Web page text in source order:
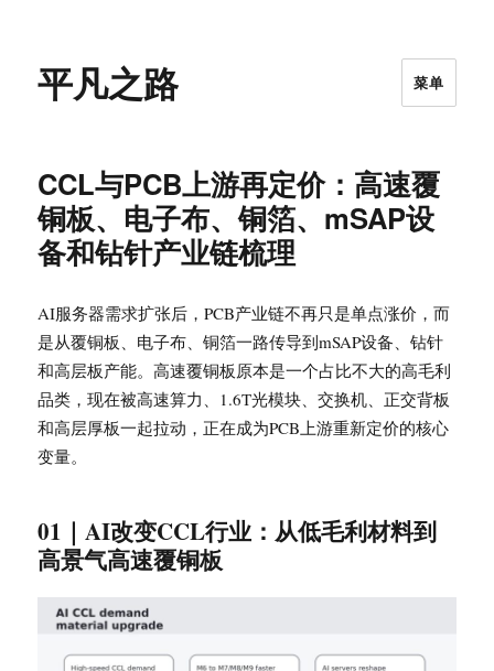
平凡之路 菜单
CCL与PCB上游再定价：高速覆
铜板、电子布、铜箔、mSAP设
备和钻针产业链梳理
AI服务器需求扩张后，PCB产业链不再只是单点涨价，而
是从覆铜板、电子布、铜箔一路传导到mSAP设备、钻针
和高层板产能。高速覆铜板原本是一个占比不大的高毛利
品类，现在被高速算力、1.6T光模块、交换机、正交背板
和高层厚板一起拉动，正在成为PCB上游重新定价的核心
变量。
01｜AI改变CCL行业：从低毛利材料到
高景气高速覆铜板